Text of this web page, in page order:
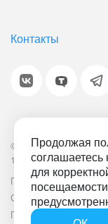
Продолжая
для
Контакты
© 2001-2026
1С-Битрикс:
Политика обработки
Соглашение об
План мероприятий по